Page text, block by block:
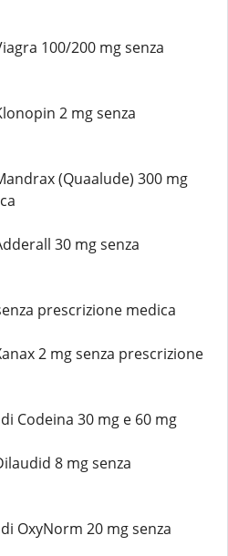
100/200 mg senza
2 mg senza
(Quaalude) 300 mg
30 mg senza
prescrizione medica
2 mg senza prescrizione
Codeina 30 mg e 60 mg
8 mg senza
OxyNorm 20 mg senza